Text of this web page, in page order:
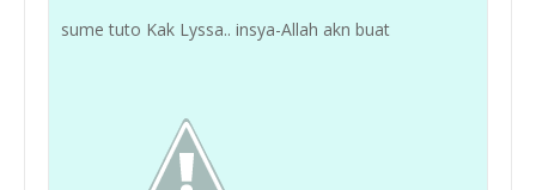
sume tuto Kak Lyssa.. insya-Allah akn buat